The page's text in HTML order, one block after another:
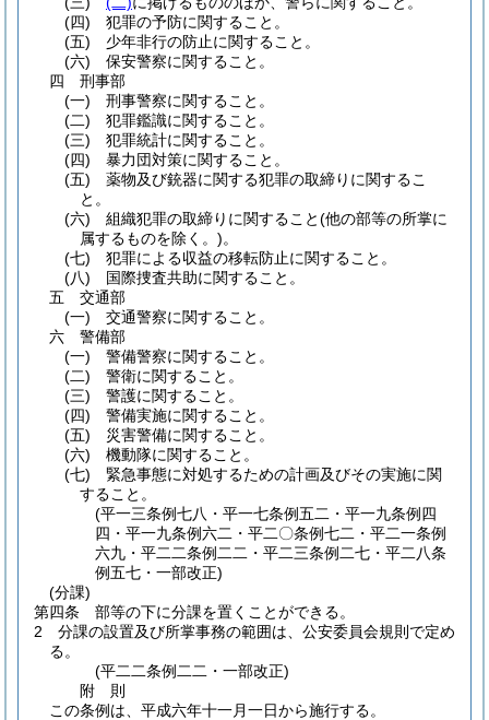
(四)
犯罪の予防に関すること。
(五)
少年非行の防止に関すること。
(六)
保安警察に関すること。
四
刑事部
(一)
刑事警察に関すること。
(二)
犯罪鑑識に関すること。
(三)
犯罪統計に関すること。
(四)
暴力団対策に関すること。
(五)
薬物及び銃器に関する犯罪の取締りに関するこ
と。
(六)
組織犯罪の取締りに関すること(他の部等の所掌に
属するものを除く。)。
(七)
犯罪による収益の移転防止に関すること。
(八)
国際捜査共助に関すること。
五
交通部
(一)
交通警察に関すること。
六
警備部
(一)
警備警察に関すること。
(二)
警衛に関すること。
(三)
警護に関すること。
(四)
警備実施に関すること。
(五)
災害警備に関すること。
(六)
機動隊に関すること。
(七)
緊急事態に対処するための計画及びその実施に関
すること。
(平一三条例七八・平一七条例五二・平一九条例四
四・平一九条例六二・平二〇条例七二・平二一条例
六九・平二二条例二二・平二三条例二七・平二八条
例五七・一部改正)
(分課)
第四条
部等の下に分課を置くことができる。
2
分課の設置及び所掌事務の範囲は、公安委員会規則で定め
る。
(平二二条例二二・一部改正)
附 則
この条例は、平成六年十一月一日から施行する。